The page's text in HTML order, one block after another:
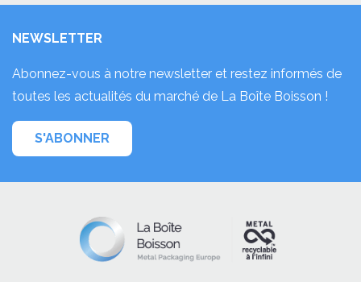
NEWSLETTER
Abonnez-vous à notre newsletter et restez informés de
toutes les actualités du marché de La Boîte Boisson !
S'ABONNER